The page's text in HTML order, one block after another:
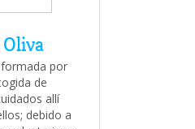
por
de
allí
debido a